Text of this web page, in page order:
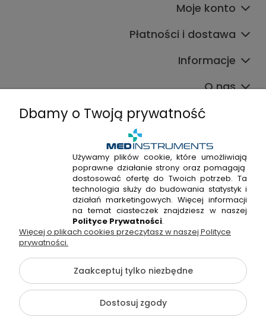
Moje konto
Płatności i dostawa
Informacje
O nas
+48 720 915 338
+48 22 298 53 38
Napisz do nas!
Hossa Medical Sp. z o. o. | ul. Kryształowa 33A, 01-356
Warszawa, woj. mazowieckie | NIP: 7010404814, REGON:
146982576, KRS: 0000491265
©2026 Wszelkie Prawa Zastrzeżone | medinstruments.pl
Dbamy o Twoją prywatność
Używamy plików cookie, które umożliwiają
poprawne działanie strony oraz pomagają
dostosować ofertę do Twoich potrzeb. Ta
technologia służy do budowania statystyk i
działań marketingowych. Więcej informacji
na temat ciasteczek znajdziesz w naszej
Polityce Prywatności.
Więcej o plikach cookies przeczytasz w naszej Polityce
prywatności.
Zaakceptuj tylko niezbędne
Dostosuj zgody